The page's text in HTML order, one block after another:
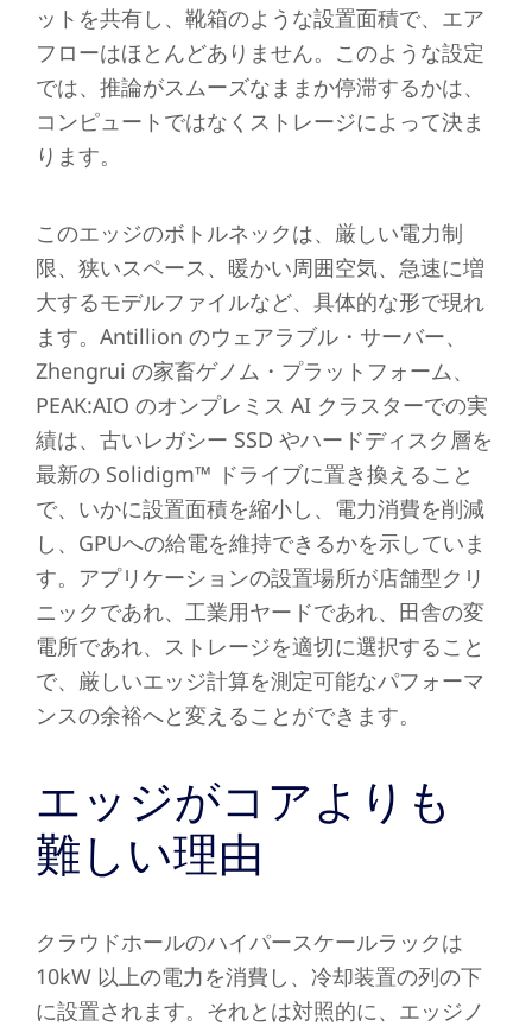
ットを共有し、靴箱のような設置面積で、エア
フローはほとんどありません。このような設定
では、推論がスムーズなままか停滞するかは、
コンピュートではなくストレージによって決ま
ります。
このエッジのボトルネックは、厳しい電力制
限、狭いスペース、暖かい周囲空気、急速に増
大するモデルファイルなど、具体的な形で現れ
ます。Antillion のウェアラブル・サーバー、
Zhengrui の家畜ゲノム・プラットフォーム、
PEAK:AIO のオンプレミス AI クラスターでの実
績は、古いレガシー SSD やハードディスク層を
最新の Solidigm™ ドライブに置き換えること
で、いかに設置面積を縮小し、電力消費を削減
し、GPUへの給電を維持できるかを示していま
す。アプリケーションの設置場所が店舗型クリ
ニックであれ、工業用ヤードであれ、田舎の変
電所であれ、ストレージを適切に選択すること
で、厳しいエッジ計算を測定可能なパフォーマ
ンスの余裕へと変えることができます。
エッジがコアよりも
難しい理由
クラウドホールのハイパースケールラックは
10kW 以上の電力を消費し、冷却装置の列の下
に設置されます。それとは対照的に、エッジノ